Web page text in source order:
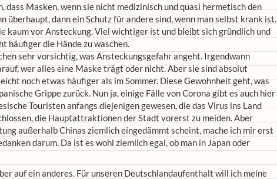
dass Masken, wenn sie nicht medizinisch und quasi hermetisch den
überhaupt, dann ein Schutz für andere sind, wenn man selbst krank ist.
kaum vor Ansteckung. Viel wichtiger ist und bleibt sich gründlich und
häufiger die Hände zu waschen.
sehr vorsichtig, was Ansteckungsgefahr angeht. Irgendwann
wer alles eine Maske trägt oder nicht. Aber sie sind absolut
noch etwas häufiger als im Sommer. Diese Gewohnheit geht, was
Grippe zurück. Nun ja, einige Fälle von Corona gibt es auch hier
Touristen anfangs diejenigen gewesen, die das Virus ins Land
die Hauptattraktionen der Stadt vorerst zu meiden. Aber
außerhalb Chinas ziemlich eingedämmt scheint, mache ich mir erst
darum. Da ist es wohl ziemlich egal, ob man in Japan oder
auf ein anderes. Für unseren Deutschlandaufenthalt will ich meine